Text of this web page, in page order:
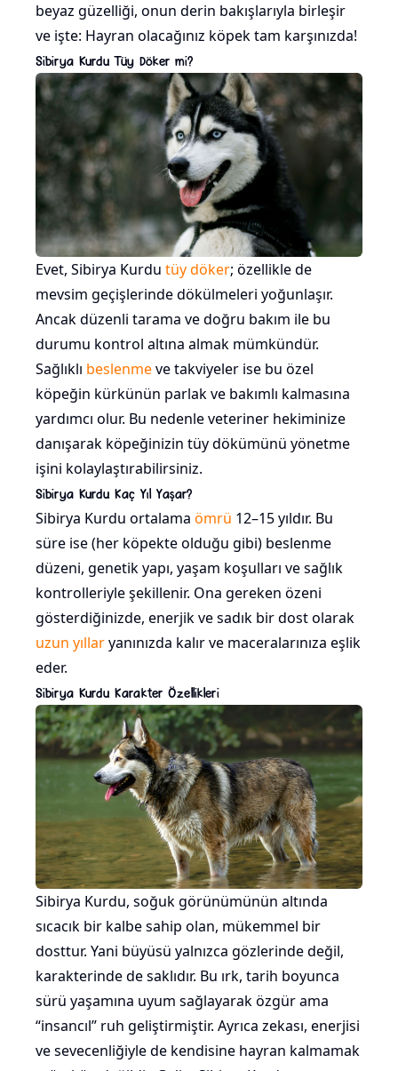
beyaz güzelliği, onun derin bakışlarıyla birleşir
ve işte: Hayran olacağınız köpek tam karşınızda!
Sibirya Kurdu Tüy Döker mi?
Evet, Sibirya Kurdu tüy döker; özellikle de
mevsim geçişlerinde dökülmeleri yoğunlaşır.
Ancak düzenli tarama ve doğru bakım ile bu
durumu kontrol altına almak mümkündür.
Sağlıklı beslenmeve takviyeler ise bu özel
köpeğin kürkünün parlak ve bakımlı kalmasına
yardımcı olur. Bu nedenle veteriner hekiminize
danışarak köpeğinizin tüy dökümünü yönetme
işini kolaylaştırabilirsiniz.
Sibirya Kurdu Kaç Yıl Yaşar?
Sibirya Kurdu ortalama ömrü 12–15 yıldır. Bu
süre ise (her köpekte olduğu gibi) beslenme
düzeni, genetik yapı, yaşam koşulları ve sağlık
kontrolleriyle şekillenir. Ona gereken özeni
gösterdiğinizde, enerjik ve sadık bir dost olarak
uzun yıllaryanınızda kalır ve maceralarınıza eşlik
eder.
Sibirya Kurdu Karakter Özellikleri
Sibirya Kurdu, soğuk görünümünün altında
sıcacık bir kalbe sahip olan, mükemmel bir
dosttur. Yani büyüsü yalnızca gözlerinde değil,
karakterinde de saklıdır. Bu ırk, tarih boyunca
sürü yaşamına uyum sağlayarak özgür ama
“insancıl” ruh geliştirmiştir. Ayrıca zekası, enerjisi
ve sevecenliğiyle de kendisine hayran kalmamak